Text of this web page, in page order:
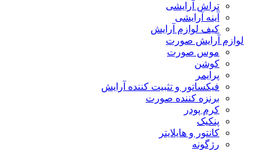
تراش آرایشی
آینه آرایشی
کیف لوازم آرایش
لوازم آرایش صورت
موس صورت
کوشن
پرایمر
فیکساتور و تثبیت کننده آرایش
برنزه کننده صورت
کرم پودر
پنکیک
کانتور و هایلایتر
رژگونه